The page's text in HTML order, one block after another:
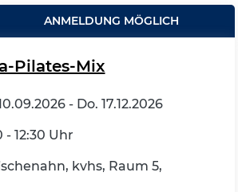
ANMELDUNG MÖGLICH
Pilates-Mix
- Do. 17.12.2026
- 12:30 Uhr
kvhs, Raum 5,